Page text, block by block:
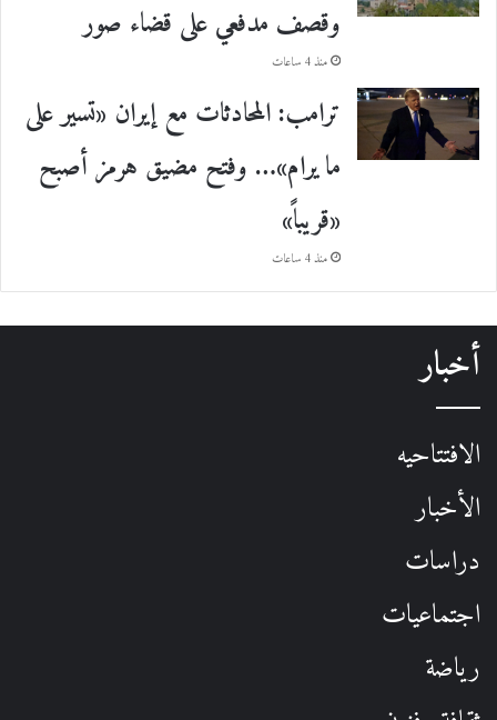
وقصف مدفعي على قضاء صور
منذ 4 ساعات
ترامب: المحادثات مع إيران «تسير على
ما يرام»… وفتح مضيق هرمز أصبح
«قريباً»
منذ 4 ساعات
أخبار
الافتتاحيه
الأخبار
دراسات
اجتماعيات
رياضة